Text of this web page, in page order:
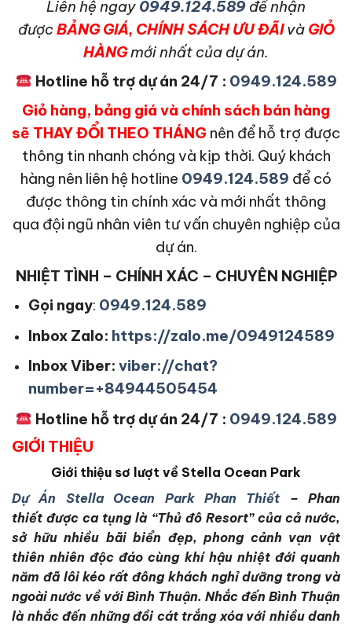
Liên hệ ngay 0949.124.589 để nhận
được BẢNG GIÁ, CHÍNH SÁCH ƯU ĐÃIvà GIỎ
HÀNGmới nhất của dự án.
Hotline hỗ trợ dự án 24/7 : 0949.124.589
Giỏ hàng, bảng giá và chính sách bán hàng
sẽ THAY ĐỔI THEO THÁNG nên để hỗ trợ được
thông tin nhanh chóng và kịp thời. Quý khách
hàng nên liên hệ hotline 0949.124.589 để có
được thông tin chính xác và mới nhất thông
qua đội ngũ nhân viên tư vấn chuyên nghiệp của
dự án.
NHIỆT TÌNH – CHÍNH XÁC – CHUYÊN NGHIỆP
Gọi ngay: 0949.124.589
Inbox Zalo: https://zalo.me/0949124589
Inbox Viber: viber://chat?
number=+84944505454
Hotline hỗ trợ dự án 24/7 : 0949.124.589
GIỚI THIỆU
Giới thiệu sơ lượt về Stella Ocean Park
Dự Án Stella Ocean Park Phan Thiết – Phan
thiếtđược ca tụng là “Thủ đô Resort” của cả nước,
sở hữu nhiều bãi biển đẹp, phong cảnh vạn vật
thiên nhiên độc đáo cùng khí hậu nhiệt đới quanh
năm đã lôi kéo rất đông khách nghỉ dưỡng trong và
ngoài nước về với Bình Thuận. Nhắc đến Bình Thuận
là nhắc đến những đồi cát trắng xóa với nhiều danh